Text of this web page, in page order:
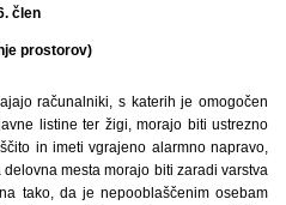
člen
prostorov)
računalniki, s katerih je omogočen
listine ter žigi, morajo biti ustrezno
in imeti vgrajeno alarmno napravo,
mesta morajo biti zaradi varstva
tako, da je nepooblaščenim osebam